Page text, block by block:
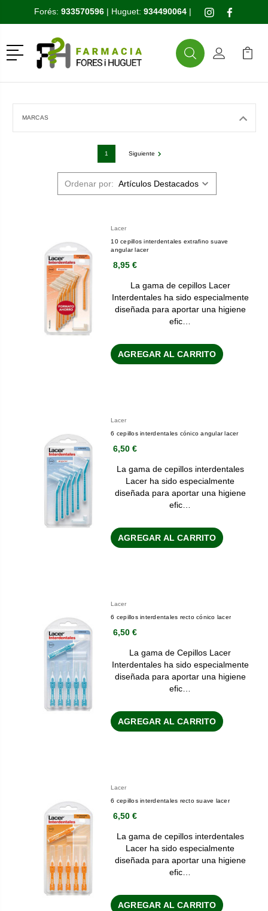
Forés: 933570596| Huguet: 934490064|
Menú
BuscarMi Cuenta
Mi
MARCAS
1 Siguiente
Ordenar por:
Lacer
10 cepillos interdentales extrafino suave
angular lacer
8,95 €
La gama de cepillos Lacer
Interdentales ha sido especialmente
diseñada para aportar una higiene
efic…
AGREGAR AL CARRITO
Lacer
6 cepillos interdentales cónico angular lacer
6,50 €
La gama de cepillos interdentales
Lacer ha sido especialmente
diseñada para aportar una higiene
efic…
AGREGAR AL CARRITO
Lacer
6 cepillos interdentales recto cónico lacer
6,50 €
La gama de Cepillos Lacer
Interdentales ha sido especialmente
diseñada para aportar una higiene
efic…
AGREGAR AL CARRITO
Lacer
6 cepillos interdentales recto suave lacer
6,50 €
La gama de cepillos interdentales
Lacer ha sido especialmente
diseñada para aportar una higiene
efic…
AGREGAR AL CARRITO